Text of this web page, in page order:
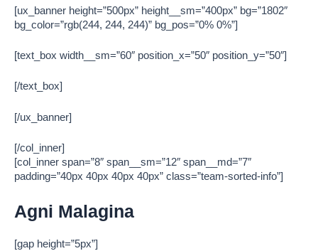
[ux_banner height=”500px” height__sm=”400px” bg=”1802″
bg_color=”rgb(244, 244, 244)” bg_pos=”0% 0%”]
[text_box width__sm=”60″ position_x=”50″ position_y=”50″]
[/text_box]
[/ux_banner]
[/col_inner]
[col_inner span=”8″ span__sm=”12″ span__md=”7″
padding=”40px 40px 40px 40px” class=”team-sorted-info”]
Agni Malagina
[gap height=”5px”]